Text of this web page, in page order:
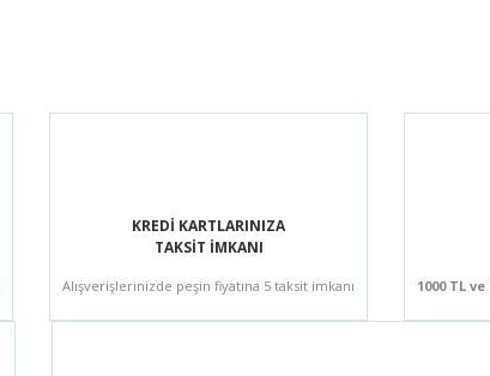
KREDİ KARTLARINIZA
TAKSİT İMKANI
Alışverişlerinizde peşin fiyatına 5 taksit imkanı 1000 TL